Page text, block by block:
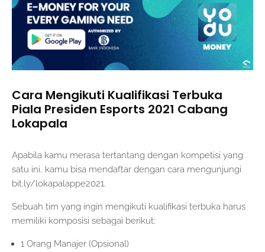
Cara Mengikuti Kualifikasi Terbuka
Piala Presiden Esports 2021 Cabang
Lokapala
Apabila kamu merasa tertantang dengan kompetisi yang
satu ini, kamu bisa mendaftar dengan cara mengunjungi
bit.ly/lokapalappe2021.
Sebuah tim yang ingin mengikuti kualifikasi terbuka harus
memiliki komposisi sebagai berikut:
1 Orang Manajer (Opsional)